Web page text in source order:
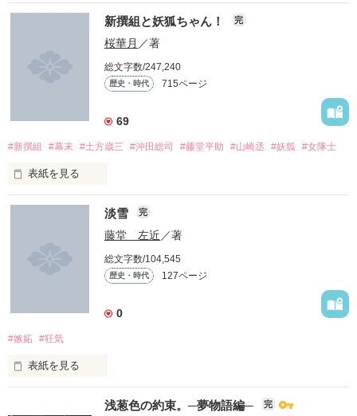
知ーらないっ！(笑)
※史実を元にしたファンタジーです。史実と反する箇所があり
ます。また、一部登場する人物、団体は実在しません。
〜 戯作「八丁堀浮世募恋鞘当」より 〜
（はつちよぼりうきよにつのるこひのさやあて）
◆･.｡*†*｡.･◇ 2018 5/28 開始 ◇･.｡*†*｡.･◆
◆･.｡*†*｡.･◇ 2018 8/8 完結 ◇･.｡*†*｡.･◆
※  拙作のおススメ読書順は、プロフの
◆･.｡*†*｡.･◇ ◆･.｡*†*｡.･◇ ◆･.｡*†*｡.･◇
💐 小粋 優心さま
二人をわかりやすく紹介してくださったレビューありがとうご
ざいますm(_ _)m
×
［副長］土方歳三(ひじかたとしぞう)
［一番隊組長］沖田総司(おきたそうじ)
［八番隊組長］藤堂平助(とうどうへいすけ)
［十番隊組長］原田左之助(はらださのすけ)
［監察方］山崎烝(やまざきすすむ)
夢にまで見る非道で醜い自分を
貴方だけには知られたくない
いつかは貴方の優しいその声すら
それでも、逃げたくない
もう、逃げ出さない
そして私(あたし)の心にある想いから
*****************************
新撰組第3弾、
読んでいただけると嬉しいです。
2025年6月9日
ジャンル別ランキング
歴史、時代ジャンル
7位にランクイン。
1ページでも読んでくださった
新撰組と妖狐ちゃん！ 完
桜華月 ／著
総文字数/247,240
歴史・時代 715ページ
69
#新撰組 #幕末 #土方歳三 #沖田総司 #藤堂平助 #山崎丞 #妖狐 #女隊士
表紙を見る
「お前は今日から新撰組お預かりだ」
剣の腕を認められ、
新撰組に入隊した少女
楠木日向
淡雪 完
藤堂 左近 ／著
総文字数/104,545
歴史・時代 127ページ
0
#嫉妬 #狂気
表紙を見る
瞋恚のほむらは身を焦がす 浅葱色の約束。─夢物語編─ 完